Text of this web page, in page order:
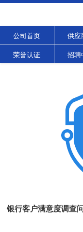
公司首页 供应
荣誉认证 招聘
银行客户满意度调查